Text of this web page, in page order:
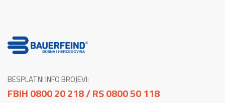
BESPLATNI INFO BROJEVI:
FBIH 0800 20 218 / RS 0800 50 118